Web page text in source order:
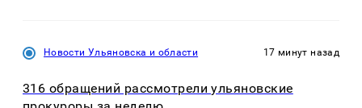
Новости Ульяновска и области 17 минут назад
316 обращений рассмотрели ульяновские